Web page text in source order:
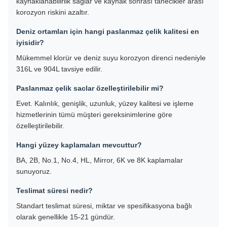
korozyon riskini azaltır.
Deniz ortamları için hangi paslanmaz çelik kalitesi en
iyisidir?
Mükemmel klorür ve deniz suyu korozyon direnci nedeniyle
316L ve 904L tavsiye edilir.
Paslanmaz çelik saclar özelleştirilebilir mi?
Evet. Kalınlık, genişlik, uzunluk, yüzey kalitesi ve işleme
hizmetlerinin tümü müşteri gereksinimlerine göre
özelleştirilebilir.
Hangi yüzey kaplamaları mevcuttur?
BA, 2B, No.1, No.4, HL, Mirror, 6K ve 8K kaplamalar
sunuyoruz.
Teslimat süresi nedir?
Standart teslimat süresi, miktar ve spesifikasyona bağlı
olarak genellikle 15-21 gündür.